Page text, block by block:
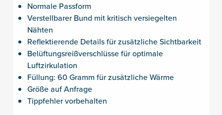
Normale Passform
Verstellbarer Bund mit kritisch versiegelten
Nähten
Reflektierende Details für zusätzliche Sichtbarkeit
Belüftungsreißverschlüsse für optimale
Luftzirkulation
Füllung: 60 Gramm für zusätzliche Wärme
Größe auf Anfrage
Tippfehler vorbehalten